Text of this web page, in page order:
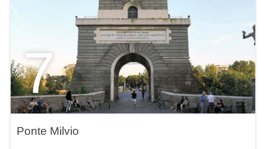
7
Ponte Milvio